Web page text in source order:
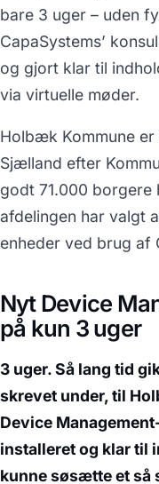
bare 3 uger – uden
CapaSystems’
og gjort klar til
via virtuelle møder.
Holbæk Kommune er
Sjælland efter
godt 71.000
afdelingen har valgt
enheder ved brug af
Nyt Device
på kun 3 uger
3 uger. Så lang tid
skrevet under, til
Device
installeret og klar til
kunne søsætte et så